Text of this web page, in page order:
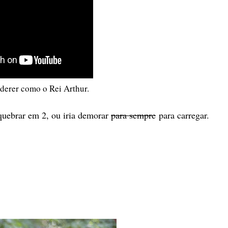
como o Rei Arthur.
em 2, ou iria demorar para sempre para carregar.